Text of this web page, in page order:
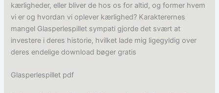
kærligheder, eller bliver de hos os for altid, og former hvem
vi er og hvordan vi oplever kærlighed? Karakterernes
mangel Glasperlespillet sympati gjorde det svært at
investere i deres historie, hvilket lade mig ligegyldig over
deres endelige download bøger gratis
Glasperlespillet pdf